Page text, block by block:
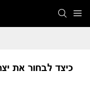
כיצד לבחור את